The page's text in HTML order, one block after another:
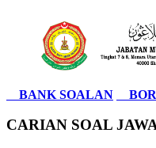
BANK SOALAN
CARIAN SOAL